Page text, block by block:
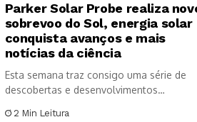
Parker Solar Probe realiza
sobrevoo do Sol, energia solar
conquista avanços e mais
notícias da ciência
Esta semana traz consigo uma série de
descobertas e desenvolvimentos
2 Min Leitura